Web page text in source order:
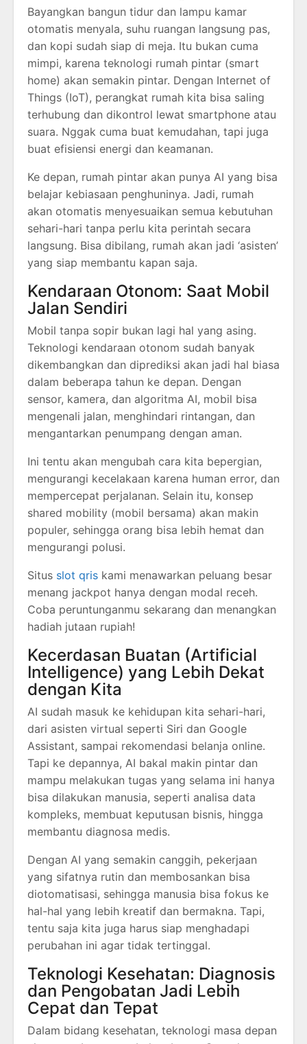
Bayangkan bangun tidur dan lampu kamar
otomatis menyala, suhu ruangan langsung pas,
dan kopi sudah siap di meja. Itu bukan cuma
mimpi, karena teknologi rumah pintar (smart
home) akan semakin pintar. Dengan Internet of
Things (IoT), perangkat rumah kita bisa saling
terhubung dan dikontrol lewat smartphone atau
suara. Nggak cuma buat kemudahan, tapi juga
buat efisiensi energi dan keamanan.
Ke depan, rumah pintar akan punya AI yang bisa
belajar kebiasaan penghuninya. Jadi, rumah
akan otomatis menyesuaikan semua kebutuhan
sehari-hari tanpa perlu kita perintah secara
langsung. Bisa dibilang, rumah akan jadi ‘asisten’
yang siap membantu kapan saja.
Kendaraan Otonom: Saat Mobil
Jalan Sendiri
Mobil tanpa sopir bukan lagi hal yang asing.
Teknologi kendaraan otonom sudah banyak
dikembangkan dan diprediksi akan jadi hal biasa
dalam beberapa tahun ke depan. Dengan
sensor, kamera, dan algoritma AI, mobil bisa
mengenali jalan, menghindari rintangan, dan
mengantarkan penumpang dengan aman.
Ini tentu akan mengubah cara kita bepergian,
mengurangi kecelakaan karena human error, dan
mempercepat perjalanan. Selain itu, konsep
shared mobility (mobil bersama) akan makin
populer, sehingga orang bisa lebih hemat dan
mengurangi polusi.
Situs slot qris kami menawarkan peluang besar
menang jackpot hanya dengan modal receh.
Coba peruntunganmu sekarang dan menangkan
hadiah jutaan rupiah!
Kecerdasan Buatan (Artificial
Intelligence) yang Lebih Dekat
dengan Kita
AI sudah masuk ke kehidupan kita sehari-hari,
dari asisten virtual seperti Siri dan Google
Assistant, sampai rekomendasi belanja online.
Tapi ke depannya, AI bakal makin pintar dan
mampu melakukan tugas yang selama ini hanya
bisa dilakukan manusia, seperti analisa data
kompleks, membuat keputusan bisnis, hingga
membantu diagnosa medis.
Dengan AI yang semakin canggih, pekerjaan
yang sifatnya rutin dan membosankan bisa
diotomatisasi, sehingga manusia bisa fokus ke
hal-hal yang lebih kreatif dan bermakna. Tapi,
tentu saja kita juga harus siap menghadapi
perubahan ini agar tidak tertinggal.
Teknologi Kesehatan: Diagnosis
dan Pengobatan Jadi Lebih
Cepat dan Tepat
Dalam bidang kesehatan, teknologi masa depan